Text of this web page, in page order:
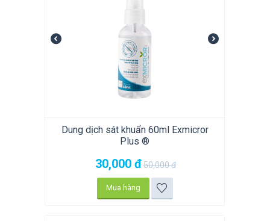
Dung dịch sát khuẩn 60ml Exmicror
Plus ®
30,000 đ50,000đ
Mua hàng